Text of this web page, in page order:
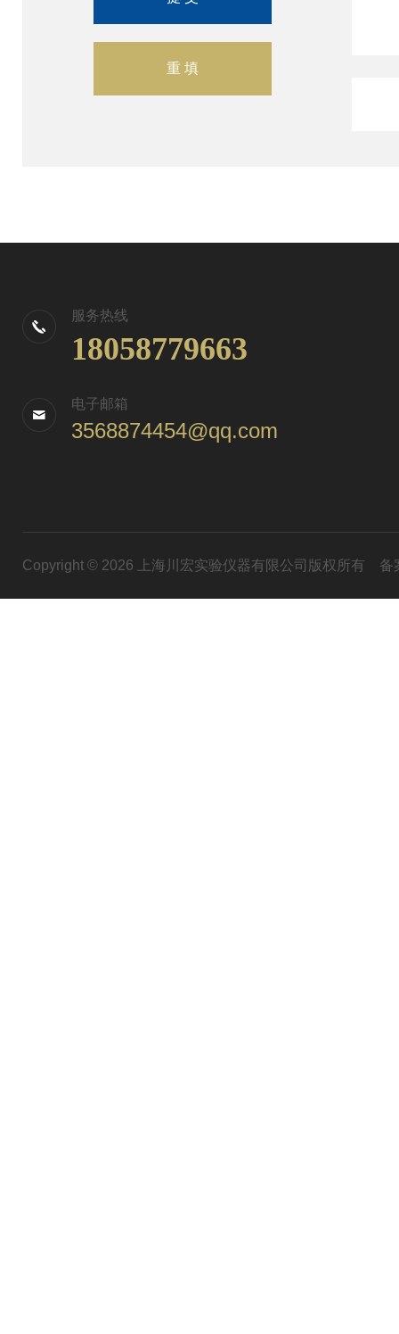
服务热线
18058779663
电子邮箱
3568874454@qq.com
Copyright © 2026 上海川宏实验仪器有限公司版权所有 备